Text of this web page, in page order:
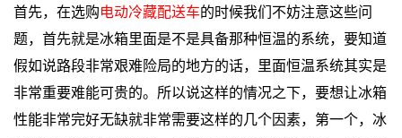
首先，在选购电动冷藏配送车的时候我们不妨注意这些问
题，首先就是冰箱里面是不是具备那种恒温的系统，要知道
假如说路段非常艰难险局的地方的话，里面恒温系统其实是
非常重要难能可贵的。所以说这样的情况之下，要想让冰箱
性能非常完好无缺就非常需要这样的几个因素，第一个，冰